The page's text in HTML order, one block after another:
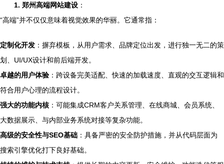
1. 郑州高端网站建设 ：
“高端”并不仅仅意味着视觉效果的华丽。它通常指：
定制化开发 ：摒弃模板，从用户需求、品牌定位出发，进行独一无二的策
划、UI/UX设计和前后端开发。
卓越的用户体验 ：跨设备完美适配、快速的加载速度、直观的交互逻辑和
符合用户心理的流程设计。
强大的功能内核 ：可能集成CRM客户关系管理、在线商城、会员系统、
大数据展示、与内部业务系统对接等复杂功能。
高级的安全性与SEO基础 ：具备严密的安全防护措施，并从代码层面为
搜索引擎优化打下良好基础。